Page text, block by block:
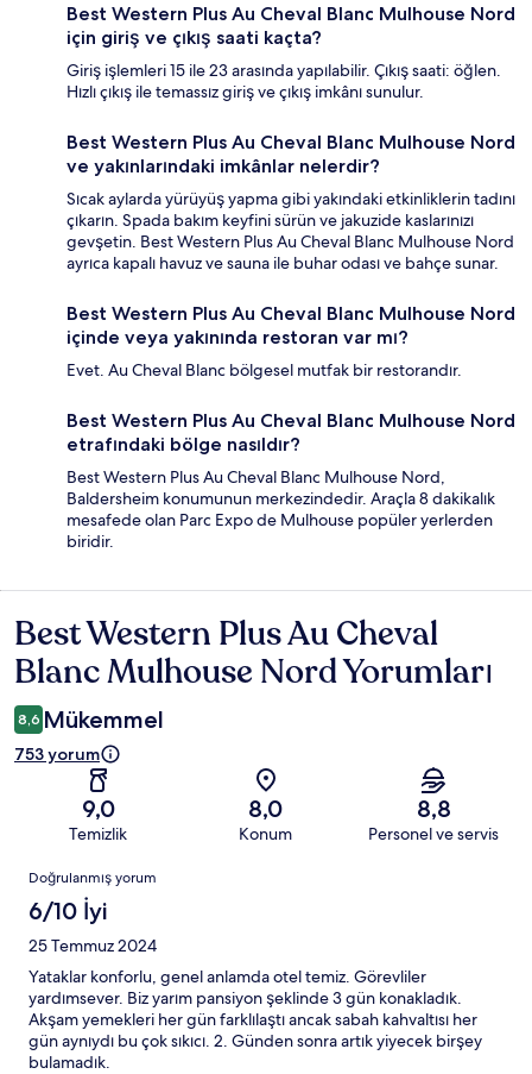
Best Western Plus Au Cheval Blanc Mulhouse Nord
için giriş ve çıkış saati kaçta?
Giriş işlemleri 15 ile 23 arasında yapılabilir. Çıkış saati: öğlen.
Hızlı çıkış ile temassız giriş ve çıkış imkânı sunulur.
Best Western Plus Au Cheval Blanc Mulhouse Nord
ve yakınlarındaki imkânlar nelerdir?
Sıcak aylarda yürüyüş yapma gibi yakındaki etkinliklerin tadını
çıkarın. Spada bakım keyfini sürün ve jakuzide kaslarınızı
gevşetin. Best Western Plus Au Cheval Blanc Mulhouse Nord
ayrıca kapalı havuz ve sauna ile buhar odası ve bahçe sunar.
Best Western Plus Au Cheval Blanc Mulhouse Nord
içinde veya yakınında restoran var mı?
Evet. Au Cheval Blanc bölgesel mutfak bir restorandır.
Best Western Plus Au Cheval Blanc Mulhouse Nord
etrafındaki bölge nasıldır?
Best Western Plus Au Cheval Blanc Mulhouse Nord,
Baldersheim konumunun merkezindedir. Araçla 8 dakikalık
mesafede olan Parc Expo de Mulhouse popüler yerlerden
biridir.
Yorumlar
Best Western Plus Au Cheval
Blanc Mulhouse Nord Yorumları
8,6 Mükemmel
753 yorum
9,0
Temizlik
8,0
Konum
8,8
Personel ve servis
Yorumlar
Doğrulanmış yorum
6/10 İyi
25 Temmuz 2024
Yataklar konforlu, genel anlamda otel temiz. Görevliler
yardımsever. Biz yarım pansiyon şeklinde 3 gün konakladık.
Akşam yemekleri her gün farklılaştı ancak sabah kahvaltısı her
gün aynıydı bu çok sıkıcı. 2. Günden sonra artık yiyecek birşey
bulamadık.